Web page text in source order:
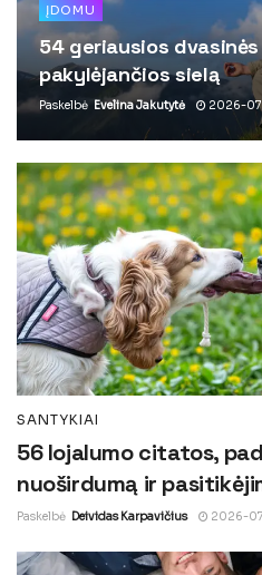
ĮDOMU
54 geriausios
pakylėjančios sielą
Paskelbė Evelina Jakutytė 2026-
SANTYKIAI
56 lojalumo citatos,
nuoširdumą ir
Paskelbė Deividas Karpavičius 2026-